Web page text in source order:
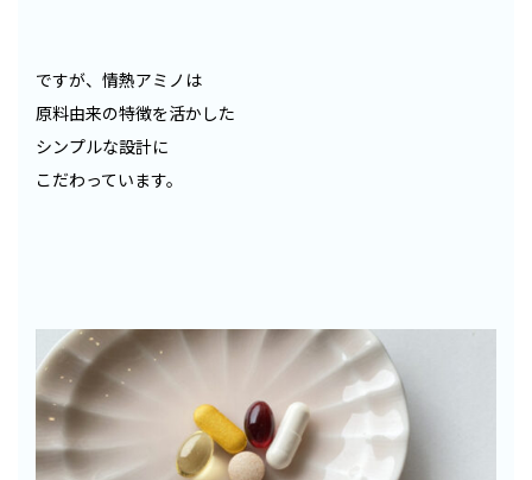
ですが、情熱アミノは
原料由来の特徴を活かした
シンプルな設計に
こだわっています。